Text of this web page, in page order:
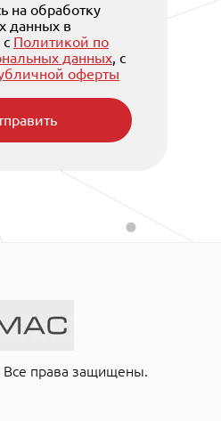
на обработку
данных в
Политикой по
данных, с
оферты
Все права защищены.